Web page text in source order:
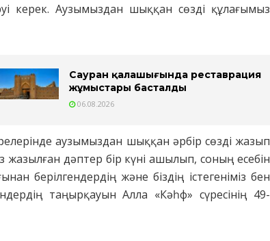
керек. Аузымыздан шыққан сөзді құлағымыз
Сауран қалашығында реставрация
жұмыстары басталды
06.08.2026
аузымыздан шыққан әрбір сөзді жазып
жазылған дәптер бір күні ашылып, соның есебін
берілгендердің және біздің істегеніміз бен
таңырқауын Алла «Кәһф» сүресінің 49-